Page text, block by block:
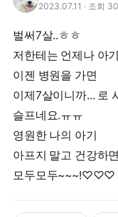
2023.07.11 · 조회 30
벌써7살..ㅎㅎ
저한테는 언제나 아
이젠 병원을 가면
이제7살이니까... 로
슬프네요.ㅠㅠ
영원한 나의 아기
아프지 말고 건강하
모두모두~~~!♡♡♡